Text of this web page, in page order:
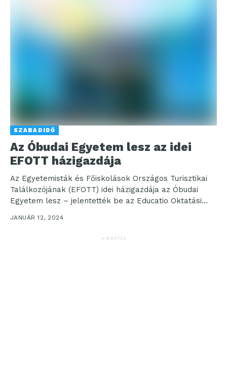
SZABADIDŐ
Az Óbudai Egyetem lesz az idei
EFOTT házigazdája
Az Egyetemisták és Főiskolások Országos Turisztikai
Találkozójának (EFOTT) idei házigazdája az Óbudai
Egyetem lesz – jelentették be az Educatio Oktatási
Szakkiállítás megnyitóján. A...
JANUÁR 12, 2024
HIRDETÉS